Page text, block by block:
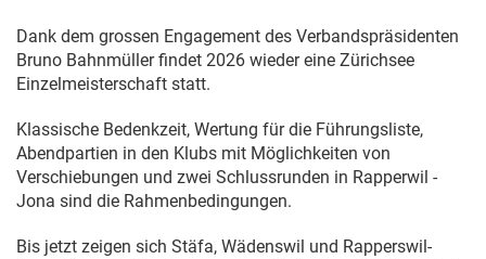
Dank dem grossen Engagement des Verbandspräsidenten
Bruno Bahnmüller findet 2026 wieder eine Zürichsee
Einzelmeisterschaft statt.
Klassische Bedenkzeit, Wertung für die Führungsliste,
Abendpartien in den Klubs mit Möglichkeiten von
Verschiebungen und zwei Schlussrunden in Rapperwil -
Jona sind die Rahmenbedingungen.
Bis jetzt zeigen sich Stäfa, Wädenswil und Rapperswil-